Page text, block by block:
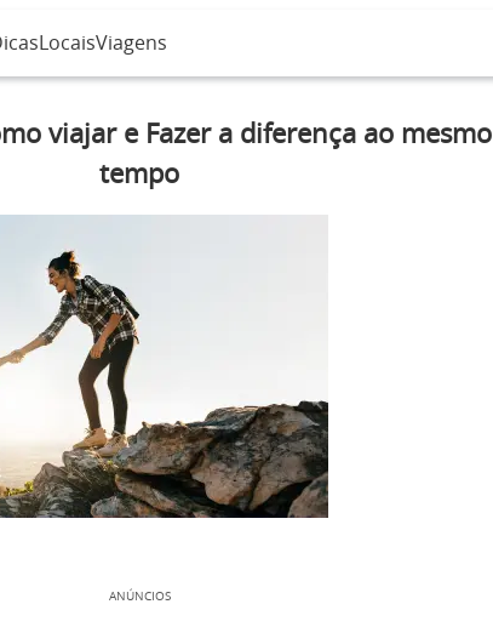
LocaisViagens
viajar e Fazer a diferença ao mesmo
tempo
ANÚNCIOS